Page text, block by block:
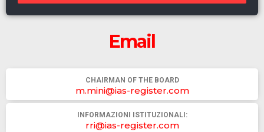
Email
CHAIRMAN OF THE BOARD
m.mini@ias-register.com
INFORMAZIONI ISTITUZIONALI:
rri@ias-register.com